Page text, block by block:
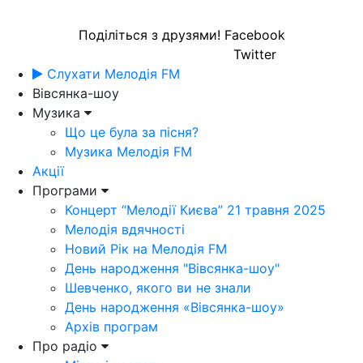
Поділіться з друзями! Facebook
Twitter
Слухати Мелодія FM
Вівсянка-шоу
Музика
Що це була за пісня?
Музика Мелодія FM
Акції
Програми
Концерт “Мелодії Києва” 21 травня 2025
Мелодія вдячності
Новий Рік на Мелодія FM
День народження "Вівсянка-шоу"
Шевченко, якого ви не знали
День народження «Вівсянка-шоу»
Архів програм
Про радіо